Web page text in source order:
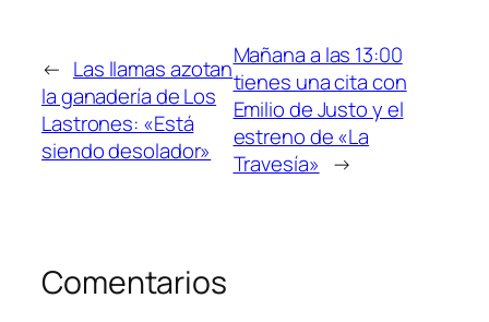
← Las llamas azotan
la ganadería de Los
Lastrones: «Está
siendo desolador»
Mañana a las 13:00
tienes una cita con
Emilio de Justo y el
estreno de «La
Travesía» →
Comentarios